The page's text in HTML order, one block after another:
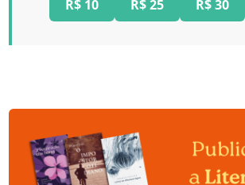
R$ 10 R$ 25 R$ 30